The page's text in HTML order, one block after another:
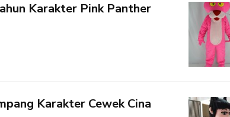
Karakter Pink Panther
Karakter Cewek Cina